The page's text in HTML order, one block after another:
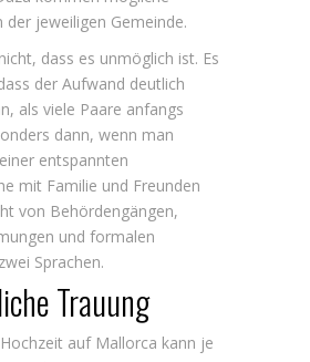
der jeweiligen Gemeinde.
dass es unmöglich ist. Es
der Aufwand deutlich
als viele Paare anfangs
dann, wenn man
entspannten
mit Familie und Freunden
von Behördengängen,
und formalen
Sprachen.
Trauung
auf Mallorca kann je